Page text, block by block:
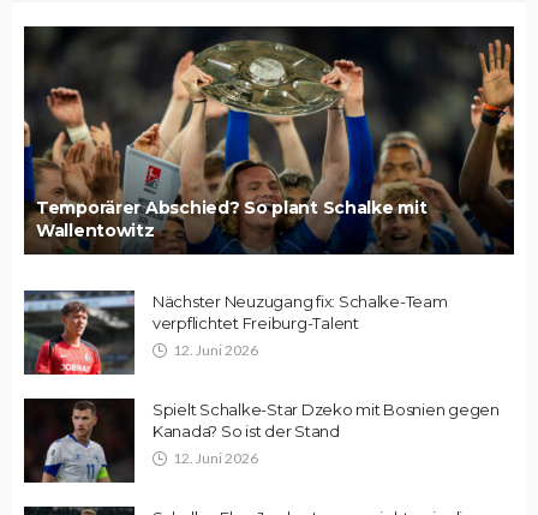
Temporärer Abschied? So plant Schalke mit
Wallentowitz
Nächster Neuzugang fix: Schalke-Team
verpflichtet Freiburg-Talent
12. Juni 2026
Spielt Schalke-Star Dzeko mit Bosnien gegen
Kanada? So ist der Stand
12. Juni 2026